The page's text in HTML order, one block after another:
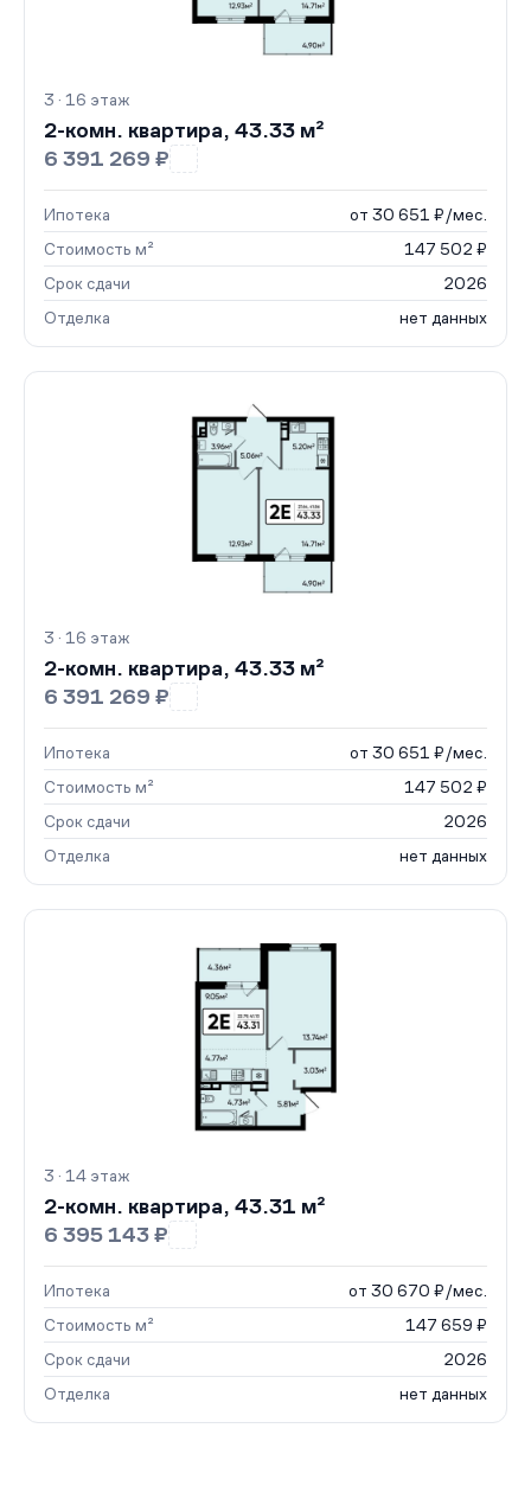
3 · 16 этаж
2-комн. квартира, 43.33 м²
6 391 269 ₽
Ипотека
от 30 651 ₽/мес.
Стоимость м²
147 502 ₽
Срок сдачи
2026
Отделка
нет данных
3 · 16 этаж
2-комн. квартира, 43.33 м²
6 391 269 ₽
Ипотека
от 30 651 ₽/мес.
Стоимость м²
147 502 ₽
Срок сдачи
2026
Отделка
нет данных
3 · 14 этаж
2-комн. квартира, 43.31 м²
6 395 143 ₽
Ипотека
от 30 670 ₽/мес.
Стоимость м²
147 659 ₽
Срок сдачи
2026
Отделка
нет данных